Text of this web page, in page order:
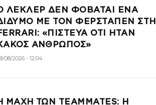
ΛΕΚΛΕΡ ΔΕΝ ΦΟΒΑΤΑΙ ΕΝΑ
ΜΕ ΤΟΝ ΦΕΡΣΤΑΠΕΝ ΣΤΗ
«ΠΙΣΤΕΥΑ ΟΤΙ ΗΤΑΝ
ΑΝΘΡΩΠΟΣ»
08/2026 - 12:04
ΜΑΧΗ ΤΩΝ TEAMMATES: Η